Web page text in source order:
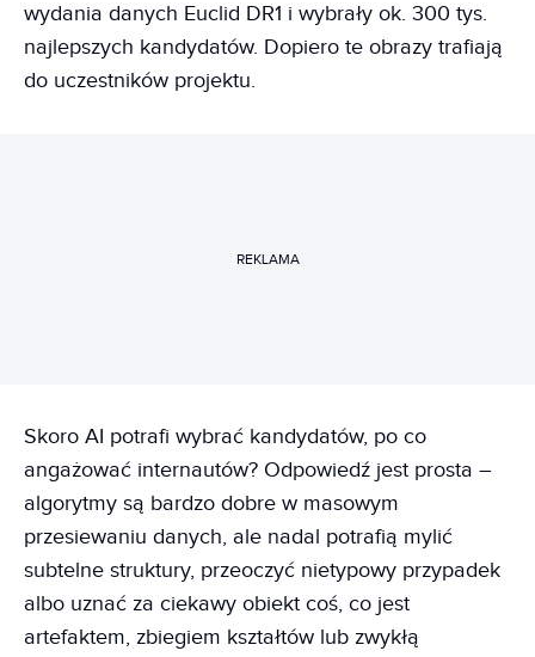
wydania danych Euclid DR1 i wybrały ok. 300 tys.
najlepszych kandydatów. Dopiero te obrazy trafiają
do uczestników projektu.
REKLAMA
Skoro AI potrafi wybrać kandydatów, po co
angażować internautów? Odpowiedź jest prosta –
algorytmy są bardzo dobre w masowym
przesiewaniu danych, ale nadal potrafią mylić
subtelne struktury, przeoczyć nietypowy przypadek
albo uznać za ciekawy obiekt coś, co jest
artefaktem, zbiegiem kształtów lub zwykłą